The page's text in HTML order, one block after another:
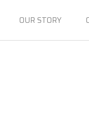
OUR STORY